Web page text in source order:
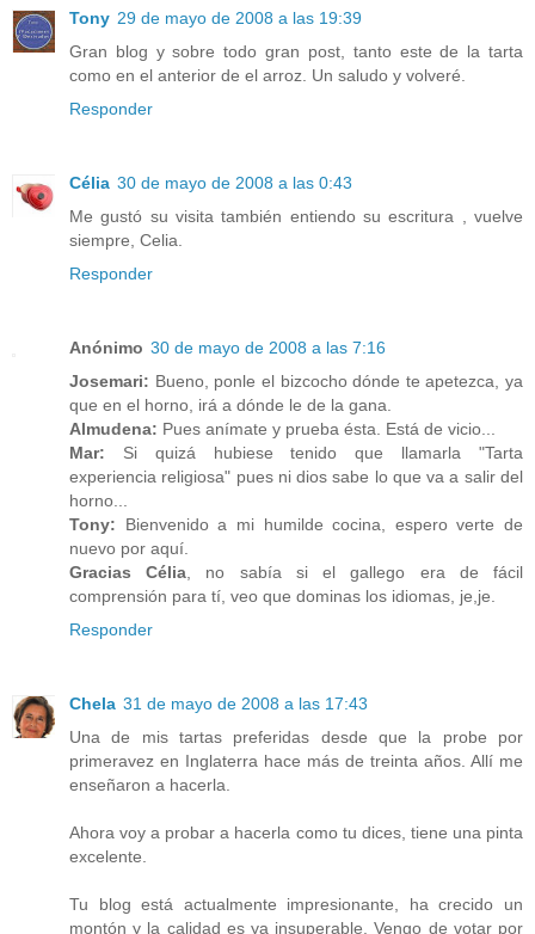
Tony 29 de mayo de 2008 a las 19:39
Gran blog y sobre todo gran post, tanto este de la tarta
como en el anterior de el arroz. Un saludo y volveré.
Responder
Célia 30 de mayo de 2008 a las 0:43
Me gustó su visita también entiendo su escritura , vuelve
siempre, Celia.
Responder
Anónimo 30 de mayo de 2008 a las 7:16
Josemari: Bueno, ponle el bizcocho dónde te apetezca, ya
que en el horno, irá a dónde le de la gana.
Almudena: Pues anímate y prueba ésta. Está de vicio...
Mar: Si quizá hubiese tenido que llamarla "Tarta
experiencia religiosa" pues ni dios sabe lo que va a salir del
horno...
Tony: Bienvenido a mi humilde cocina, espero verte de
nuevo por aquí.
Gracias Célia, no sabía si el gallego era de fácil
comprensión para tí, veo que dominas los idiomas, je,je.
Responder
Chela 31 de mayo de 2008 a las 17:43
Una de mis tartas preferidas desde que la probe por
primeravez en Inglaterra hace más de treinta años. Allí me
enseñaron a hacerla.
Ahora voy a probar a hacerla como tu dices, tiene una pinta
excelente.
Tu blog está actualmente impresionante, ha crecido un
montón y la calidad es ya insuperable. Vengo de votar por